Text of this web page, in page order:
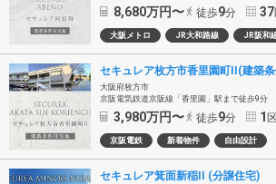
8,680万円〜 徒歩9分 37
大阪メトロ JR大和路線 JR阪和
大阪府枚方市
京阪電気鉄道京阪線「香里園」駅まで徒歩9分
3,980万円〜 徒歩9分 1
京阪電鉄 新着物件 自由設計
セキュレア箕面新稲II (分譲住宅)